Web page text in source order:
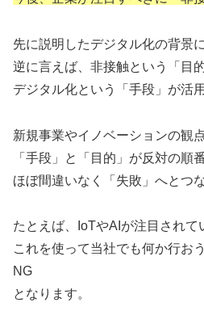
先に説明したデジタル化の背景
逆に言えば、非接触という「目
デジタル化という「手段」が活
新規事業やイノベーションの観点
「手段」と「目的」が反対の順
ほぼ間違いなく「失敗」へとつ
たとえば、IoTやAIが注目されて
これを使って当社でも何か行お
NG
となります。